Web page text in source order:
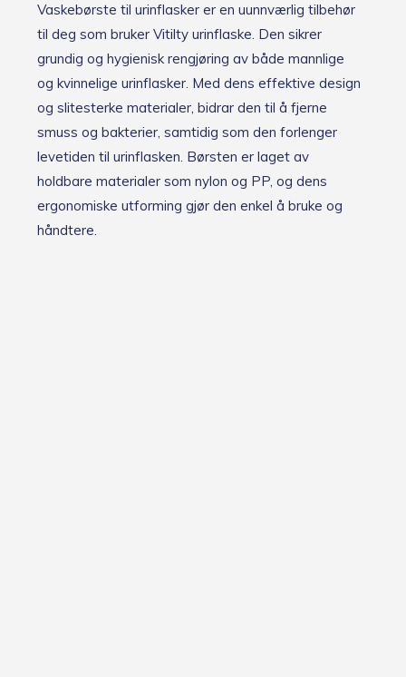
Vaskebørste til urinflasker er en uunnværlig tilbehør
til deg som bruker Vitilty urinflaske. Den sikrer
grundig og hygienisk rengjøring av både mannlige
og kvinnelige urinflasker. Med dens effektive design
og slitesterke materialer, bidrar den til å fjerne
smuss og bakterier, samtidig som den forlenger
levetiden til urinflasken. Børsten er laget av
holdbare materialer som nylon og PP, og dens
ergonomiske utforming gjør den enkel å bruke og
håndtere.